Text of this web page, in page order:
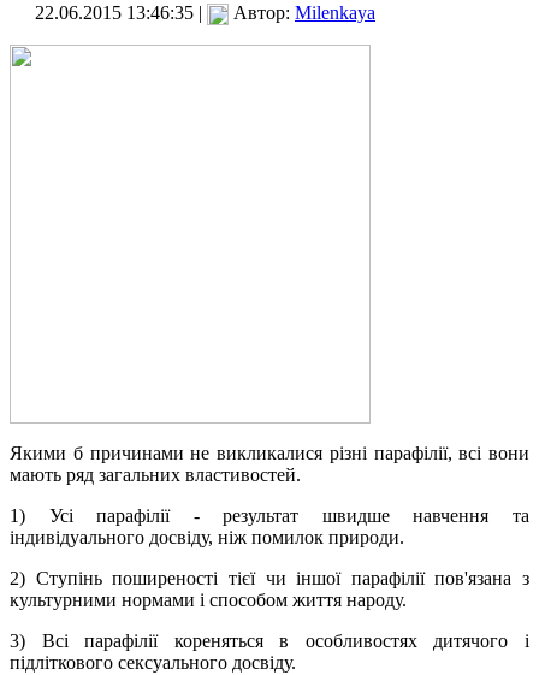
22.06.2015 13:46:35 | Автор: Milenkaya
Якими б причинами не викликалися різні парафілії, всі вони
мають ряд загальних властивостей.
1) Усі парафілії - результат швидше навчення та
індивідуального досвіду, ніж помилок природи.
2) Ступінь поширеності тієї чи іншої парафілії пов'язана з
культурними нормами і способом життя народу.
3) Всі парафілії кореняться в особливостях дитячого і
підліткового сексуального досвіду.